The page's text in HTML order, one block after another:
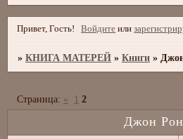
Привет, Гость! Войдите или
»КНИГА МАТЕРЕЙ »Книги »
Джон
Страница: « 1 2